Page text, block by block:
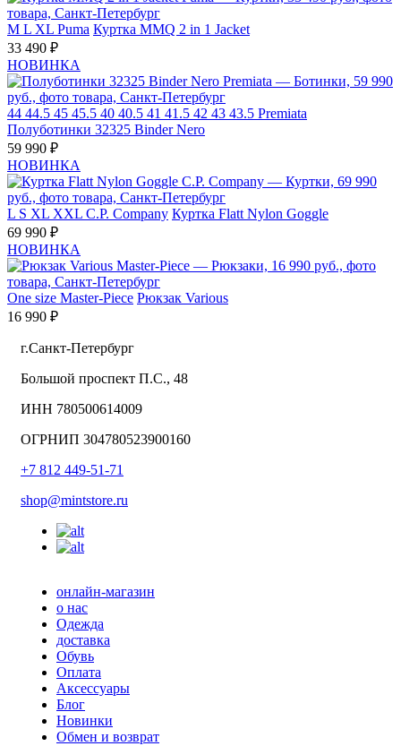
M L XL Puma Куртка MMQ 2 in 1 Jacket
33 490 ₽
НОВИНКА
44 44.5 45 45.5 40 40.5 41 41.5 42 43 43.5 Premiata
Полуботинки 32325 Binder Nero
59 990 ₽
НОВИНКА
L S XL XXL C.P. Company Куртка Flatt Nylon Goggle
69 990 ₽
НОВИНКА
One size Master-Piece Рюкзак Various
16 990 ₽
г.Санкт-Петербург
Большой проспект П.С., 48
ИНН 780500614009
ОГРНИП 304780523900160
+7 812 449-51-71
shop@mintstore.ru
онлайн-магазин
о нас
Одежда
доставка
Обувь
Оплата
Аксессуары
Блог
Новинки
Обмен и возврат